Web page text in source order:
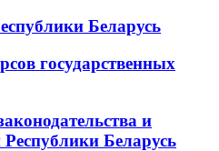
Беларусь
государственных
и
Беларусь